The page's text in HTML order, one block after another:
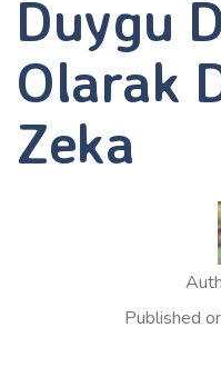
Duygu
Olarak
Zeka
Published